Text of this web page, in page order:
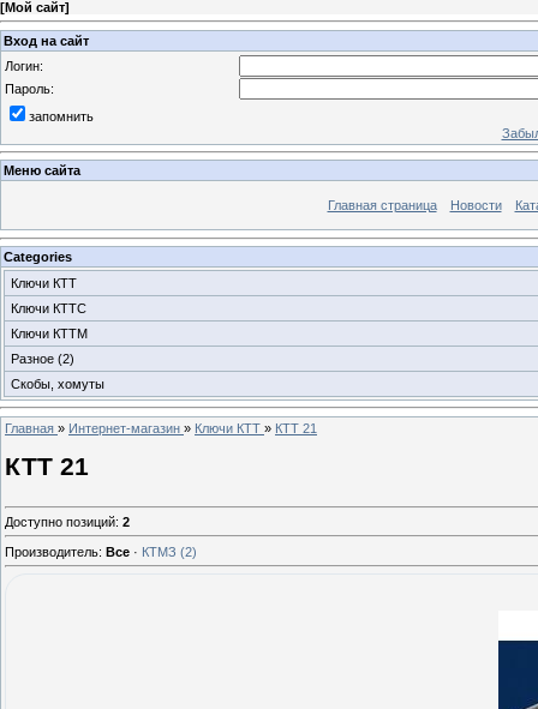
[Мой сайт]
Вход на сайт
Логин:
Пароль:
запомнить
Меню сайта
Главная страница Новости
Categories
Ключи КТТ
Ключи КТТС
Ключи КТТМ
Разное (2)
Скобы, хомуты
Главная » Интернет-магазин » Ключи КТТ » КТТ 21
КТТ 21
Доступно позиций: 2
Производитель: Все · КТМЗ (2)